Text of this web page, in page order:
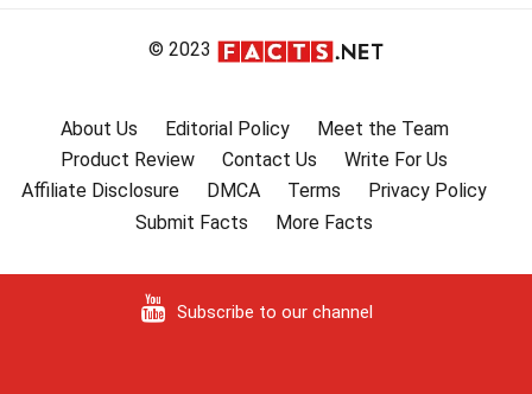
© 2023
About Us Editorial Policy
Meet the Team
Product Review
Contact Us
Write For Us
Affiliate Disclosure
DMCA Terms
Privacy Policy
Submit Facts
More Facts
Subscribe to our channel